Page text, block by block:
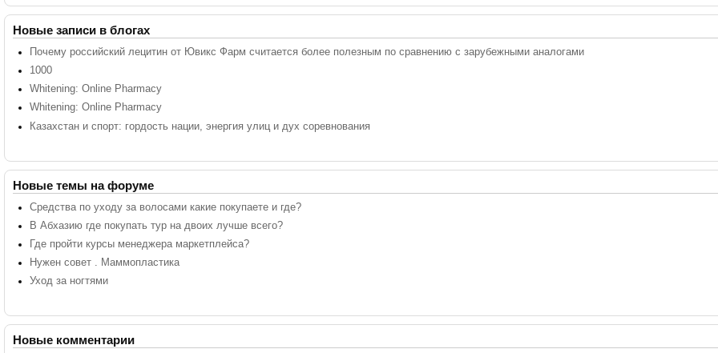
Новые записи в блогах
Почему российский лецитин от Ювикс Фарм считается более полезным по сравнению с зарубежными аналогами
1000
Whitening: Online Pharmacy
Whitening: Online Pharmacy
Казахстан и спорт: гордость нации, энергия улиц и дух соревнования
Новые темы на форуме
Средства по уходу за волосами какие покупаете и где?
В Абхазию где покупать тур на двоих лучше всего?
Где пройти курсы менеджера маркетплейса?
Нужен совет . Маммопластика
Уход за ногтями
Новые комментарии